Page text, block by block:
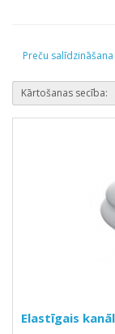
Preču salīdzināšana
Kārtošanas secība:
Elastīgais